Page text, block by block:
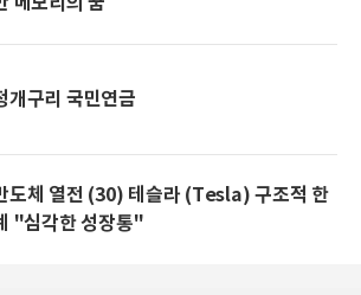
개구리 국민연금
도체 열전 (30) 테슬라 (Tesla) 구조적 한
"심각한 성장통"